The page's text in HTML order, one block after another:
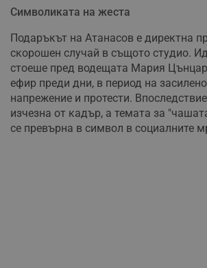
Символиката на жеста
Подаръкът на Атанасов е директна
скорошен случай в същото студио.
стоеше пред водещата Мария
ефир преди дни, в период на
напрежение и протести.
изчезна от кадър, а темата за
се превърна в символ в социалните